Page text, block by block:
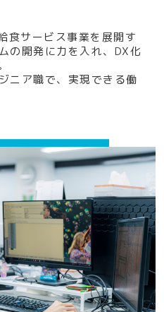
食サービス事業を展開す
の開発に力を入れ、DX化
ニア職で、実現できる働